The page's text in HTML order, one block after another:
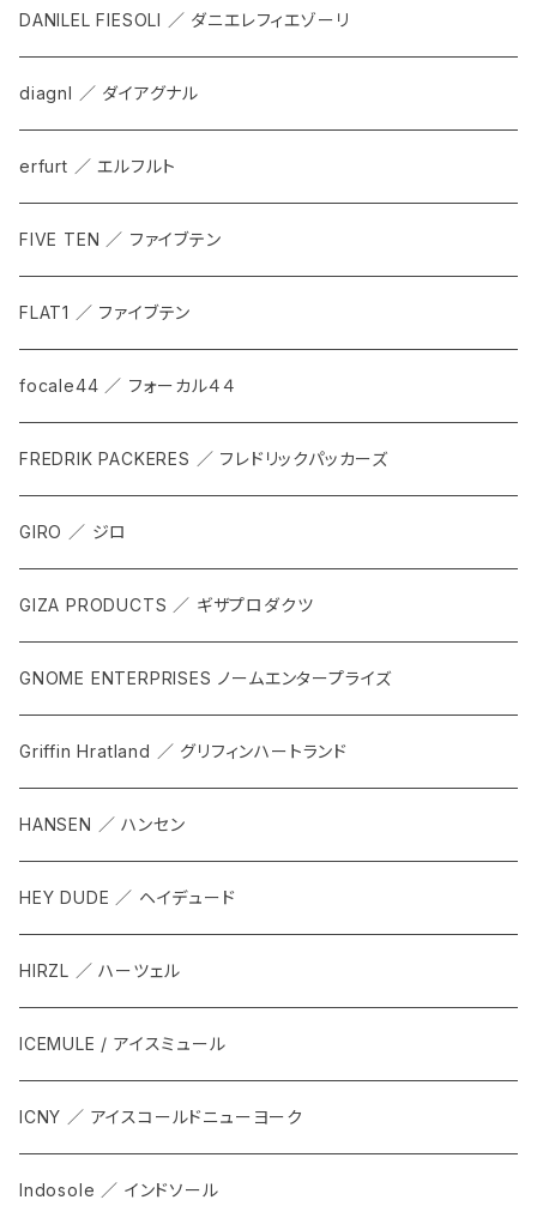
DANILEL FIESOLI ／ ダニエレフィエゾーリ
diagnl ／ ダイアグナル
erfurt ／ エルフルト
FIVE TEN ／ ファイブテン
FLAT1 ／ ファイブテン
focale44 ／ フォーカル４４
FREDRIK PACKERES ／ フレドリックパッカーズ
GIRO ／ ジロ
GIZA PRODUCTS ／ ギザプロダクツ
GNOME ENTERPRISES ノームエンタープライズ
Griffin Hratland ／ グリフィンハートランド
HANSEN ／ ハンセン
HEY DUDE ／ ヘイデュード
HIRZL ／ ハーツェル
ICEMULE / アイスミュール
ICNY ／ アイスコールドニューヨーク
Indosole ／ インドソール